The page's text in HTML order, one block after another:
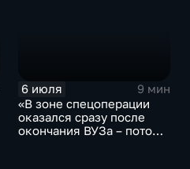
6 июля
9 мин
«В зоне спецоперации
оказался сразу после
окончания ВУЗа – потому